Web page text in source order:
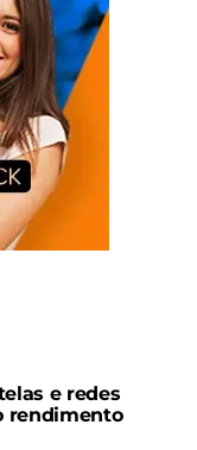
e redes
rendimento